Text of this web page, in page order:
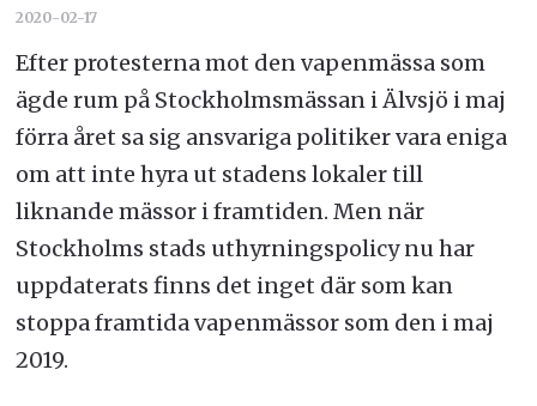
2020-02-17
Efter protesterna mot den vapenmässa som
ägde rum på Stockholmsmässan i Älvsjö i maj
förra året sa sig ansvariga politiker vara eniga
om att inte hyra ut stadens lokaler till
liknande mässor i framtiden. Men när
Stockholms stads uthyrningspolicy nu har
uppdaterats finns det inget där som kan
stoppa framtida vapenmässor som den i maj
2019.